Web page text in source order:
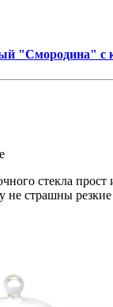
"Смородина" с
стекла прост
не страшны